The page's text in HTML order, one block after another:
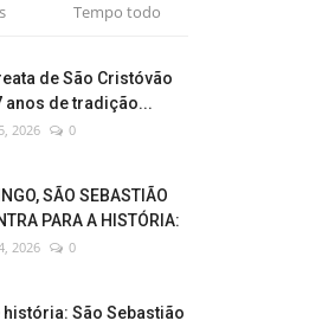
Tempo todo
de São Cristóvão
anos de tradição...
2026 0
SÃO SEBASTIÃO
PARA A HISTÓRIA:
2026 0
história: São Sebastião